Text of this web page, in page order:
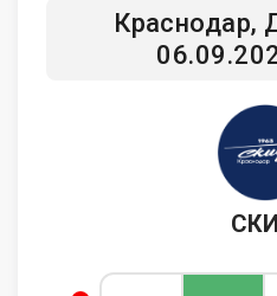
Краснодар,